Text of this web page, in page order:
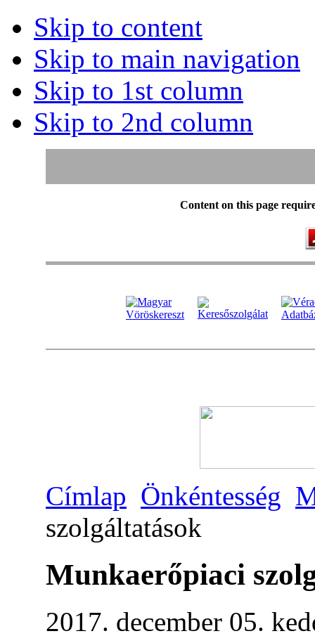
Skip to content
Skip to main navigation
Skip to 1st column
Skip to 2nd column
Content on this page
Címlap Önkéntesség
szolgáltatások
Munkaerőpiaci
2017. december 05.